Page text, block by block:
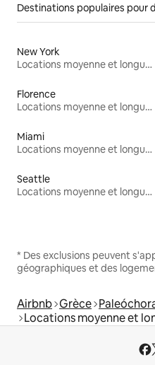
Destinations populaires pour
New York
Locations moyenne et longue durée
Florence
Locations moyenne et longue durée
Miami
Locations moyenne et longue durée
Seattle
Locations moyenne et longue durée
* Des exclusions peuvent
géographiques et des
Airbnb Grèce
Locations moyenne et